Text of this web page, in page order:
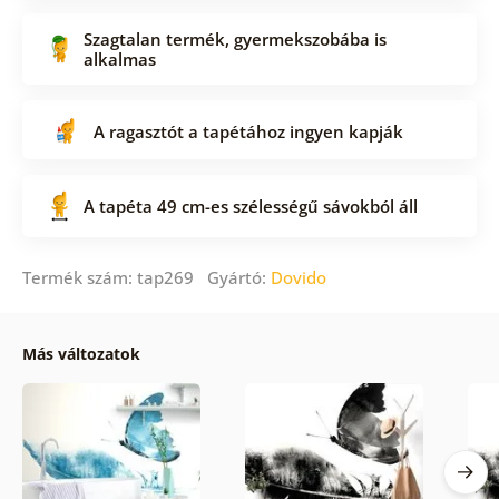
Szagtalan termék, gyermekszobába is
alkalmas
A ragasztót a tapétához ingyen kapják
A tapéta 49 cm-es szélességű sávokból áll
Termék szám: tap269 Gyártó: Dovido
Más változatok